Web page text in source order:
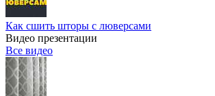
Как сшить шторы с люверсами
Видео презентации
Все видео